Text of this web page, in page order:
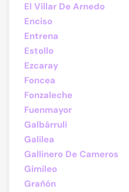
El Villar De Arnedo
Enciso
Entrena
Estollo
Ezcaray
Foncea
Fonzaleche
Fuenmayor
Galbárruli
Galilea
Gallinero De Cameros
Gimileo
Grañón